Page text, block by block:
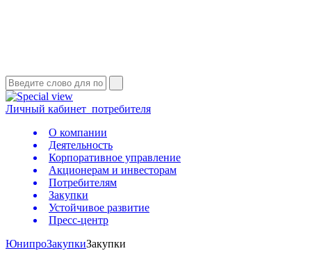
Личный кабинет потребителя
О компании
Деятельность
Корпоративное управление
Акционерам и инвесторам
Потребителям
Закупки
Устойчивое развитие
Пресс-центр
ЮнипроЗакупкиЗакупки